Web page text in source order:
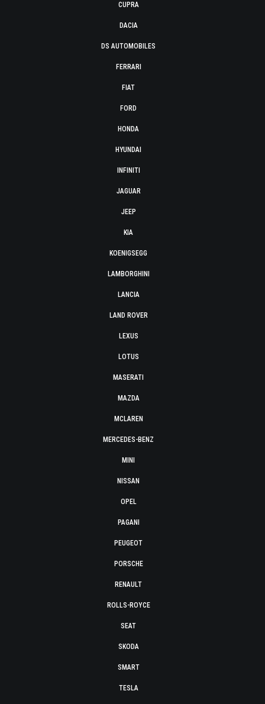
CUPRA
DACIA
DS AUTOMOBILES
FERRARI
FIAT
FORD
HONDA
HYUNDAI
INFINITI
JAGUAR
JEEP
KIA
KOENIGSEGG
LAMBORGHINI
LANCIA
LAND ROVER
LEXUS
LOTUS
MASERATI
MAZDA
MCLAREN
MERCEDES-BENZ
MINI
NISSAN
OPEL
PAGANI
PEUGEOT
PORSCHE
RENAULT
ROLLS-ROYCE
SEAT
SKODA
SMART
TESLA